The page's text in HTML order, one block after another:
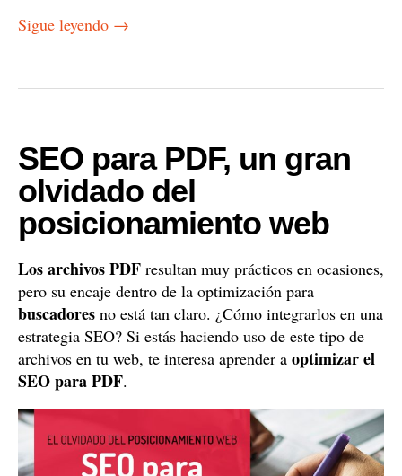
Sigue leyendo →
SEO para PDF, un gran
olvidado del
posicionamiento web
Los archivos PDF resultan muy prácticos en ocasiones,
pero su encaje dentro de la optimización para
buscadores no está tan claro. ¿Cómo integrarlos en una
estrategia SEO? Si estás haciendo uso de este tipo de
archivos en tu web, te interesa aprender a optimizar el
SEO para PDF.